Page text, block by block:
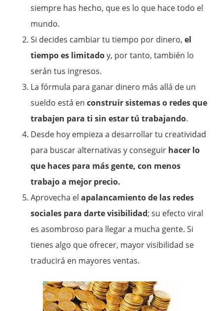
siempre has hecho, que es lo que hace todo el
mundo.
Si decides cambiar tu tiempo por dinero,el
tiempo es limitadoy, por tanto, también lo
serán tus ingresos.
La fórmula para ganar dinero más allá de un
sueldo está enconstruir sistemas o redes que
trabajen para ti sin estar tú trabajando.
Desde hoy empieza a desarrollar tu creatividad
para buscar alternativas y conseguir hacer lo
que haces para más gente, con menos
trabajo a mejor precio.
Aprovecha el apalancamiento de las redes
sociales para darte visibilidad; su efecto viral
es asombroso para llegar a mucha gente. Si
tienes algo que ofrecer, mayor visibilidad se
traducirá en mayores ventas.